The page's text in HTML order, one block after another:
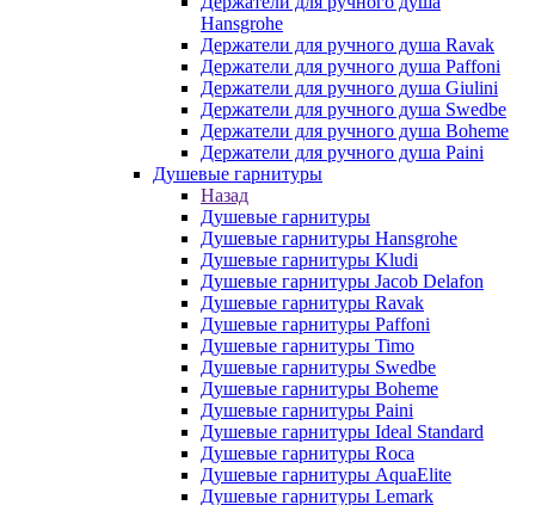
Hansgrohe
Держатели для ручного душа Ravak
Держатели для ручного душа Paffoni
Держатели для ручного душа Giulini
Держатели для ручного душа Swedbe
Держатели для ручного душа Boheme
Держатели для ручного душа Paini
Душевые гарнитуры
Назад
Душевые гарнитуры
Душевые гарнитуры Hansgrohe
Душевые гарнитуры Kludi
Душевые гарнитуры Jacob Delafon
Душевые гарнитуры Ravak
Душевые гарнитуры Paffoni
Душевые гарнитуры Timo
Душевые гарнитуры Swedbe
Душевые гарнитуры Boheme
Душевые гарнитуры Paini
Душевые гарнитуры Ideal Standard
Душевые гарнитуры Roca
Душевые гарнитуры AquaElite
Душевые гарнитуры Lemark